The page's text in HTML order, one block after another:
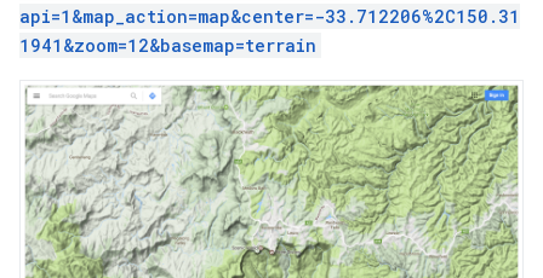
api=1&map_action=map&center=-33.712206%2C150.31
1941&zoom=12&basemap=terrain